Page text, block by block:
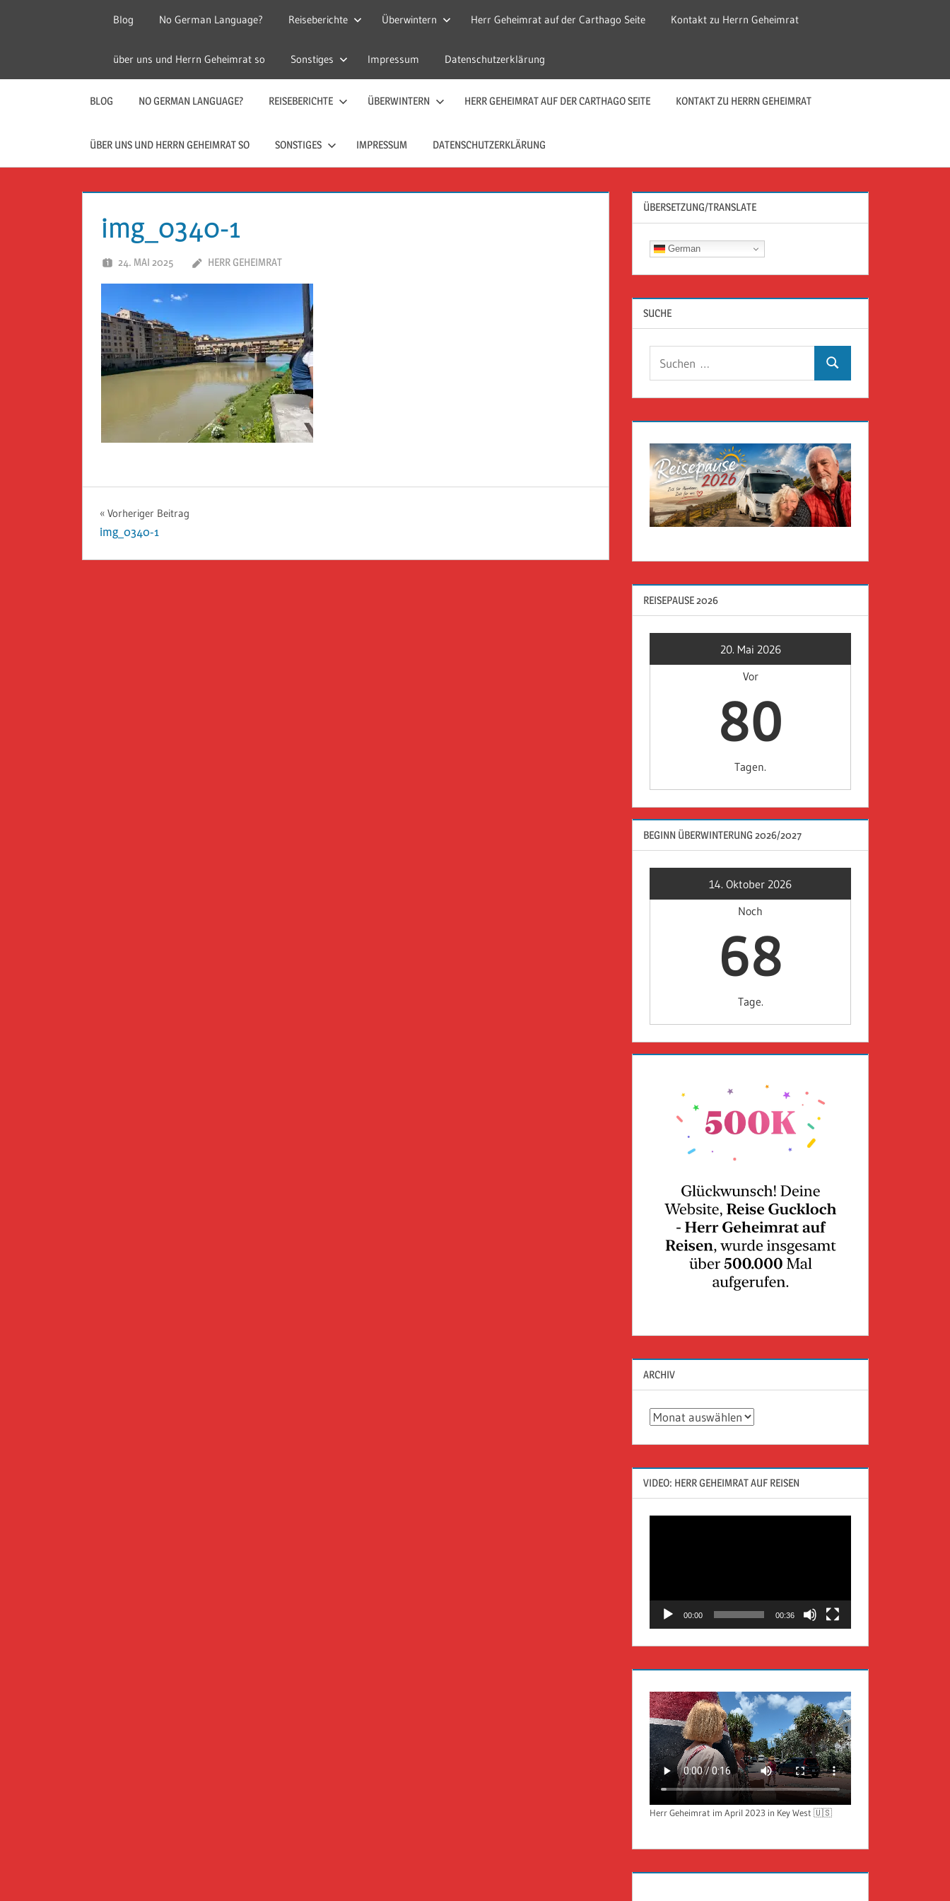
Reise
Guckloch
–
Geheimrat
auf
Geheimrat
auf
Reisen
Blog No German Language? Reiseberichte Überwintern Herr Geheimrat auf der Carthago Seite Kontakt zu Herrn Geheimrat
über uns und Herrn Geheimrat so Sonstiges Impressum Datenschutzerklärung
BLOG NO GERMAN LANGUAGE? REISEBERICHTE ÜBERWINTERN HERR GEHEIMRAT AUF DER CARTHAGO SEITE KONTAKT ZU HERRN GEHEIMRAT
ÜBER UNS UND HERRN GEHEIMRAT SO SONSTIGES IMPRESSUM DATENSCHUTZERKLÄRUNG
img_0340-1
24. MAI 2025 HERR GEHEIMRAT
Beitragsnavigation
Vorheriger Beitrag
img_0340-1
ÜBERSETZUNG/TRANSLATE
German
SUCHE
Suchen
REISEPAUSE 2026
20. Mai 2026
Vor
80
Tagen.
BEGINN ÜBERWINTERUNG 2026/2027
14. Oktober 2026
Noch
68
Tage.
ARCHIV
Archiv
VIDEO: HERR GEHEIMRAT AUF REISEN
00:00 00:36
Herr Geheimrat im April 2023 in Key West 🇺🇸